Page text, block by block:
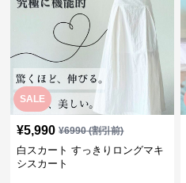
SALE
¥5,990 ¥6990(割引前)
白スカート すっきりロングマキ
シスカート